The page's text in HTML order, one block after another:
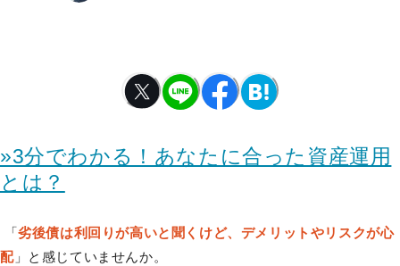
»3分でわかる！あなたに合った資産運用
とは？
「劣後債は利回りが高いと聞くけど、デメリットやリスクが心
配」と感じていませんか。